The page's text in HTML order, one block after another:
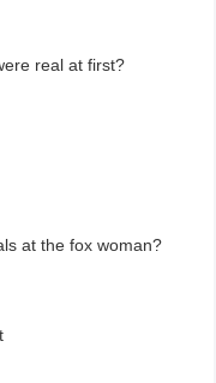
real at first?
at the fox woman?